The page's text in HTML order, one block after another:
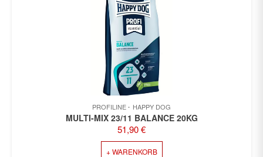
PROFILINE HAPPY DOG
MULTI-MIX 23/11 BALANCE 20KG
51,90€
+ WARENKORB